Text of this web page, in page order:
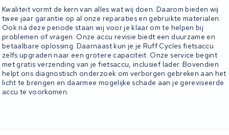
Kwaliteit vormt de kern van alles wat wij doen. Daarom bieden wij
twee jaar garantie op al onze reparaties en gebruikte materialen.
Ook ná deze periode staan wij voor je klaar om te helpen bij
problemen of vragen. Onze accu revisie biedt een duurzame en
betaalbare oplossing. Daarnaast kun je je Ruff Cycles fietsaccu
zelfs upgraden naar een grotere capaciteit. Onze service begint
met gratis verzending van je fietsaccu, inclusief lader. Bovendien
helpt ons diagnostisch onderzoek om verborgen gebreken aan het
licht te brengen en daarmee mogelijke schade aan je gereviseerde
accu te voorkomen.